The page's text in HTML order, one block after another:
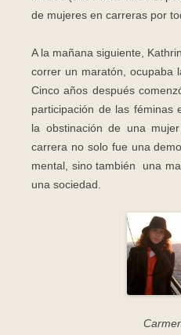
de mujeres en carreras por
A la mañana siguiente,
correr un maratón, ocupaba
Cinco años después
participación de las féminas
la obstinación de una
carrera no solo fue una
mental, sino también una
una sociedad.